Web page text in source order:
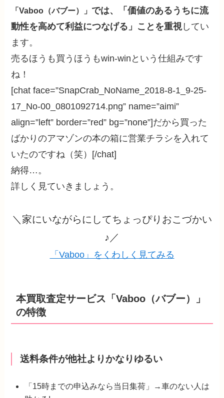
「Vaboo（バブー）」 では、「価値のあるうちに流
動性を高めて利益につなげる」ことを重視してい
ます。
売るほうも買うほうもwin-winという仕組みです
ね！
[chat face=”SnapCrab_NoName_2018-8-1_9-25-
17_No-00_0801092714.png” name=”aimi”
align=”left” border=”red” bg=”none”]だから買った
ばかりのアマゾンの本の箱に営業チラシを入れて
いたのですね（笑）[/chat]
納得…。
詳しく見ていきましょう。
＼家にいながらにしてちょっぴりおこづかい
♪／
「Vaboo」をくわしく見てみる
本買取査定サービス「Vaboo（バブー）」
の特徴
送料条件が他社よりかなりゆるい
「15時までの申込みなら当日集荷」→車のない人は